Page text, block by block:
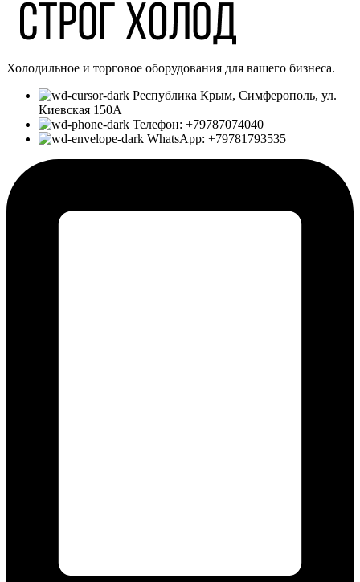
Холодильное и торговое оборудования для вашего бизнеса.
Республика Крым, Симферополь, ул.
Киевская 150А
Телефон: +79787074040
WhatsApp: +79781793535